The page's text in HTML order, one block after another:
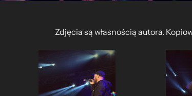
Zdjęcia są własnością autora.